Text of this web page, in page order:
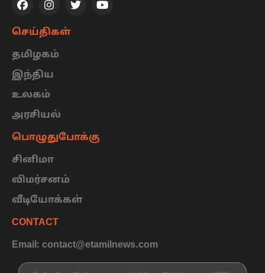
செய்திகள்
தமிழகம்
இந்திய
உலகம்
அரசியல்
பொழுதுபோக்கு
சினிமா
விமர்சனம்
வீடியோக்கள்
CONTACT
Email: contact@etamilnews.com